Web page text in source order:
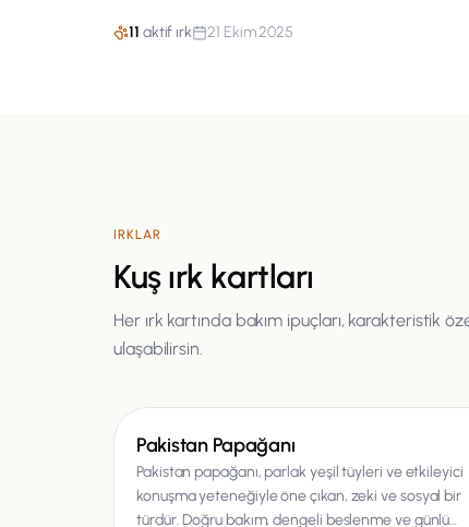
11 aktif ırk 21 Ekim 2025
IRKLAR
Kuşırk kartları
Her ırk kartında bakım ipuçları, karakteristik
ulaşabilirsin.
Kuş
Pakistan Papağanı
Pakistan papağanı, parlak yeşil tüyleri ve etkileyici
konuşma yeteneğiyle öne çıkan, zeki ve sosyal bir
türdür. Doğru bakım, dengeli beslenme ve günlü…